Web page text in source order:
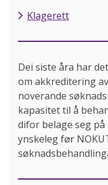
Klagerett
Dei siste åra har
om akkreditering
noverande
kapasitet til å
difor belage seg
ynskeleg før